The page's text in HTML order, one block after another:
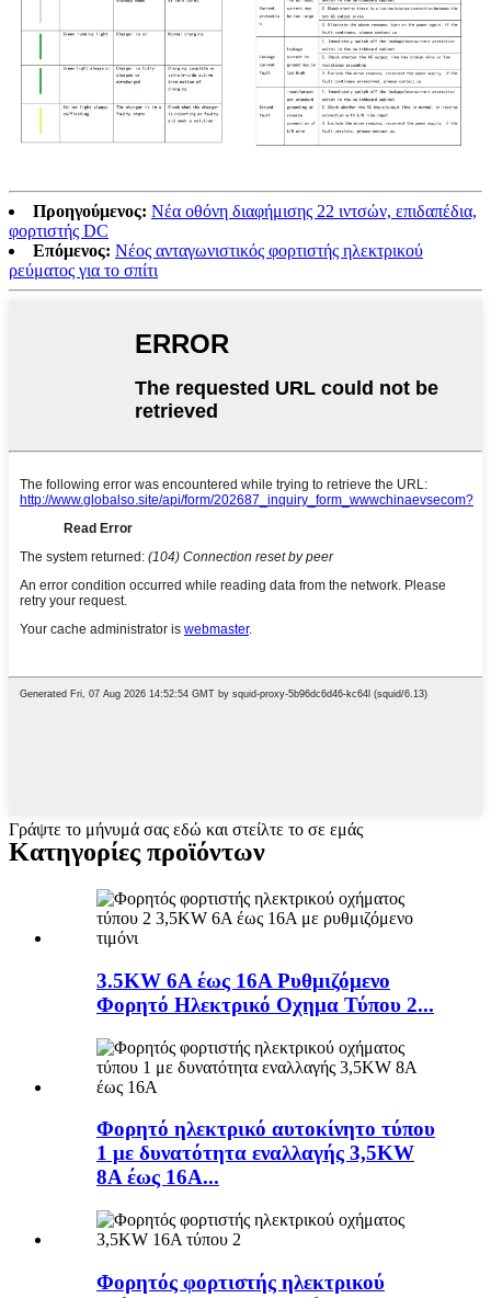
Προηγούμενος: Νέα οθόνη διαφήμισης 22 ιντσών, επιδαπέδια,
φορτιστής DC
Επόμενος: Νέος ανταγωνιστικός φορτιστής ηλεκτρικού
ρεύματος για το σπίτι
Γράψτε το μήνυμά σας εδώ και στείλτε το σε εμάς
Κατηγορίες προϊόντων
3.5KW 6A έως 16A Ρυθμιζόμενο
Φορητό Ηλεκτρικό Οχημα Τύπου 2...
Φορητό ηλεκτρικό αυτοκίνητο τύπου
1 με δυνατότητα εναλλαγής 3,5KW
8A έως 16A...
Φορητός φορτιστής ηλεκτρικού